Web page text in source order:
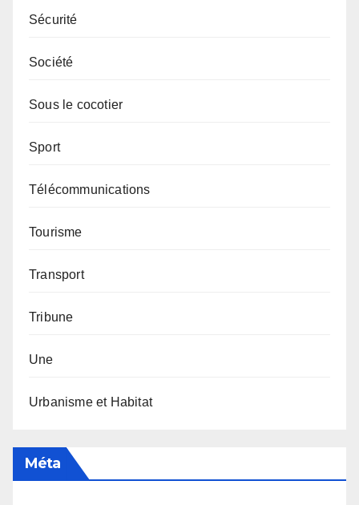
Sécurité
Société
Sous le cocotier
Sport
Télécommunications
Tourisme
Transport
Tribune
Une
Urbanisme et Habitat
Méta